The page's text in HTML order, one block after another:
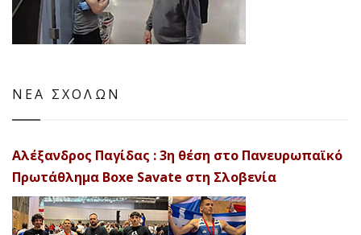
ΝΕΑ ΣΧΟΛΩΝ
Αλέξανδρος Παγίδας : 3η θέση στο Πανευρωπαϊκό
Πρωτάθλημα Boxe Savate στη Σλοβενία